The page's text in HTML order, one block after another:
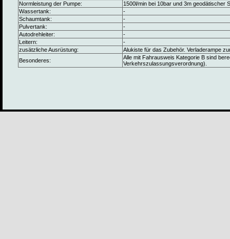
Normleistung der Pumpe:
1500l/min bei 10bar und 3m geodätischer
Wassertank:
-
Schaumtank:
-
Pulvertank:
-
Autodrehleiter:
-
Leitern:
-
zusätzliche Ausrüstung:
Alukiste für das Zubehör. Verladerampe
Besonderes:
Alle mit Fahrausweis Kategorie B sind
Verkehrszulassungsverordnung).